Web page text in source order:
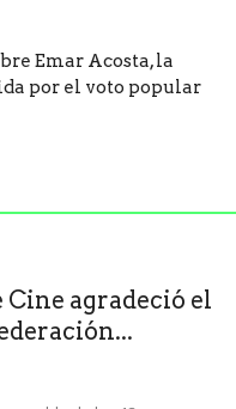
Emar Acosta, la
por el voto popular
Cine agradeció el